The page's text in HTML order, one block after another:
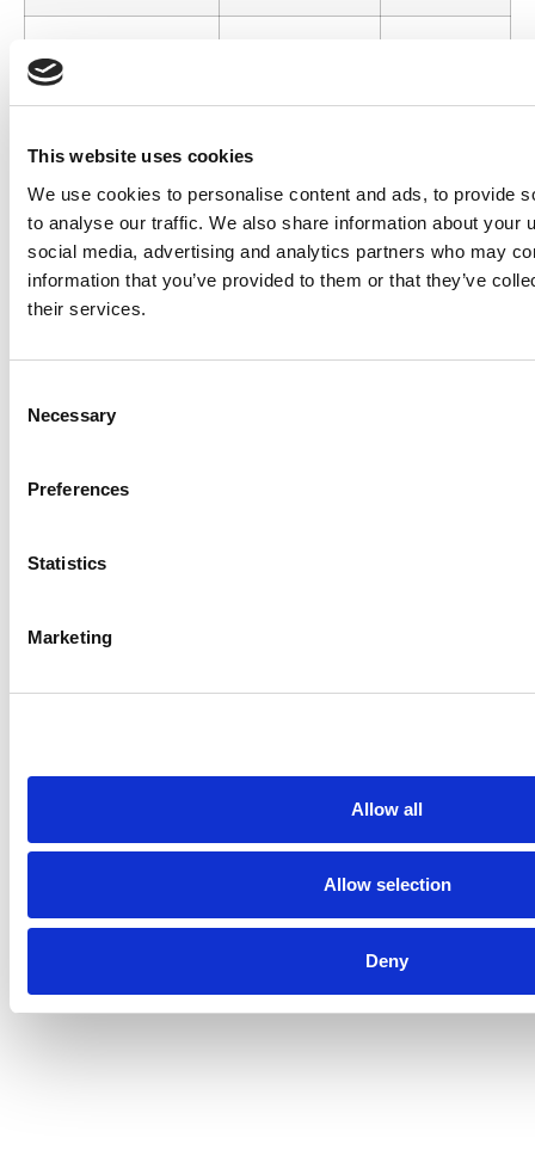
This website uses cookies
We use cookies to personalise content and ads, to provide
to analyse our traffic. We also share information about your
social media, advertising and analytics partners who may
information that you’ve provided to them or that they’ve
their services.
Selection
Necessary
Preferences
Statistics
Marketing
Allow all
Allow selection
Deny
casa de Lidl
de tu hogar con
Carrefour
Carrefour / Todos
los productos para
tu bebé
6.332.070
Ver
Campaña
Dia / Cocina con
Día
6.175.444
Ver
Dia
Dia / Sandía en
marca la diferencia
Campaña
ALDI / Cheesecake
3.966.916
Ver
Lidl / Descubre y
2.572.774
Ver
Campaña